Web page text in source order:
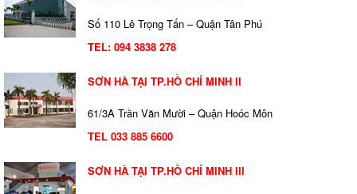
Số 110 Lê Trọng Tấn – Quận Tân Phú
TEL: 094 3838 278
SƠN HÀ TẠI TP.HỒ CHÍ MINH II
61/3A Trần Văn Mười – Quận Hoóc Môn
TEL 033 885 6600
SƠN HÀ TẠI TP.HỒ CHÍ MINH III